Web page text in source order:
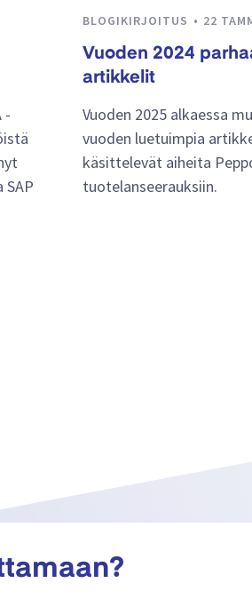
-
SAP
BLOGIKIRJOITUS 22
Vuoden 2024
artikkelit
Vuoden 2025 alkaessa
vuoden luetuimpia
käsittelevät aiheita
tuotelanseerauksiin.